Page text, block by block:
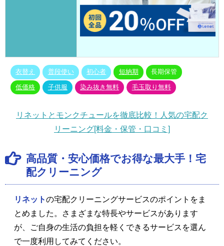
衣替え 普段使い 初心者 短納期 長期保管
低価格 子供服 染み抜き無料 毛玉取り無料
リネットとモンクチュールを徹底比較！人気の宅配ク
リーニング[料金・保管・口コミ]
高品質・安心価格でお得な最大手！宅
配クリーニング
リネットの宅配クリーニングサービスのポイントをま
とめました。さまざまな特長やサービスがあります
が、ご自身の生活の負担を軽くできるサービスを選ん
で一度利用してみてください。